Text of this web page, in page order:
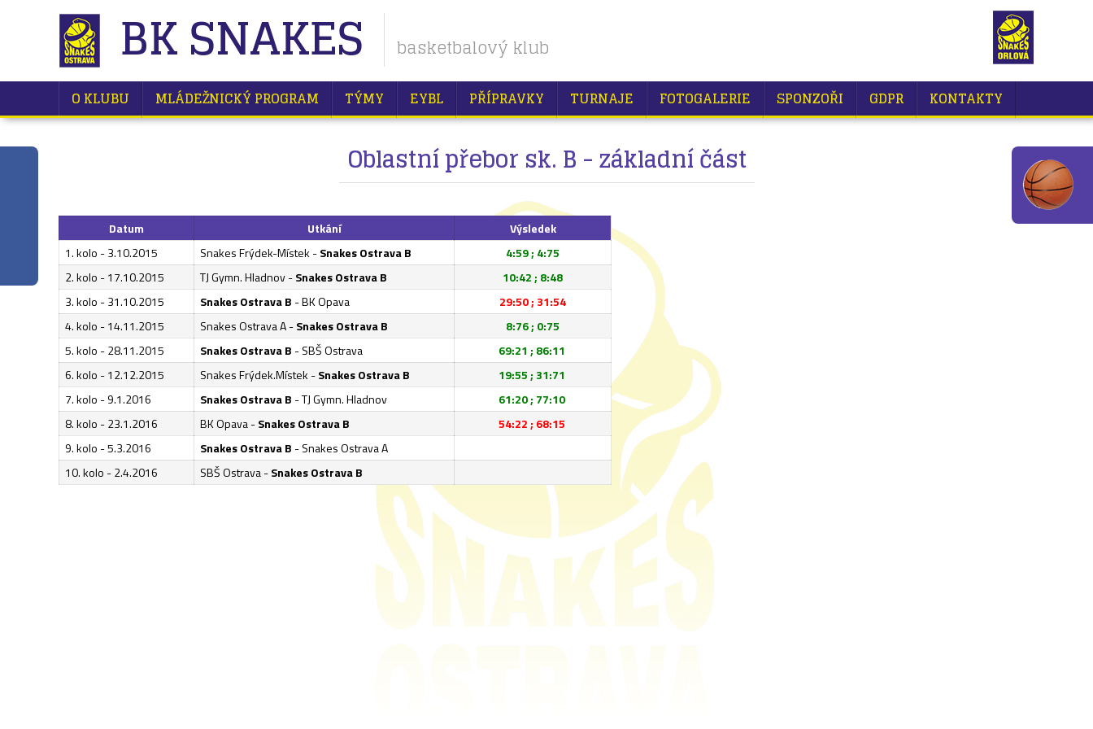
BK SNAKES basketbalový klub
O KLUBU MLÁDEŽNICKÝ PROGRAM TÝMY EYBL PŘÍPRAVKY TURNAJE FOTOGALERIE SPONZOŘI GDPR KONTAKTY
Oblastní přebor sk. B - základní část
Datum Utkání
Výsledek
1. kolo - 3.10.2015
Snakes Frýdek-Místek -Snakes Ostrava B
4:59 ; 4:75
2. kolo - 17.10.2015
TJ Gymn. Hladnov -Snakes Ostrava B
10:42 ; 8:48
3. kolo - 31.10.2015
Snakes Ostrava B - BK Opava
29:50 ; 31:54
4. kolo - 14.11.2015
Snakes Ostrava A -Snakes Ostrava B
8:76 ; 0:75
5. kolo - 28.11.2015
Snakes Ostrava B - SBŠ Ostrava
69:21 ; 86:11
6. kolo - 12.12.2015
Snakes Frýdek.Místek -Snakes Ostrava B
19:55 ; 31:71
7. kolo - 9.1.2016
Snakes Ostrava B - TJ Gymn. Hladnov
61:20 ; 77:10
8. kolo - 23.1.2016
BK Opava -Snakes Ostrava B
54:22 ; 68:15
9. kolo - 5.3.2016
Snakes Ostrava B - Snakes Ostrava A
10. kolo - 2.4.2016
SBŠ Ostrava -Snakes Ostrava B